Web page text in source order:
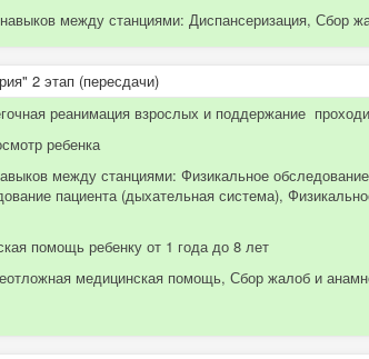
между станциями: Диспансеризация, Сбор
2 этап (пересдачи)
реанимация взрослых и поддержание
ребенка
между станциями: Физикальное обследование
пациента (дыхательная система),
помощь ребенку от 1 года до 8 лет
медицинская помощь, Сбор жалоб и